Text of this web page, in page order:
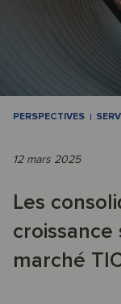
PERSPECTIVES
12 mars 2025
Les
marché